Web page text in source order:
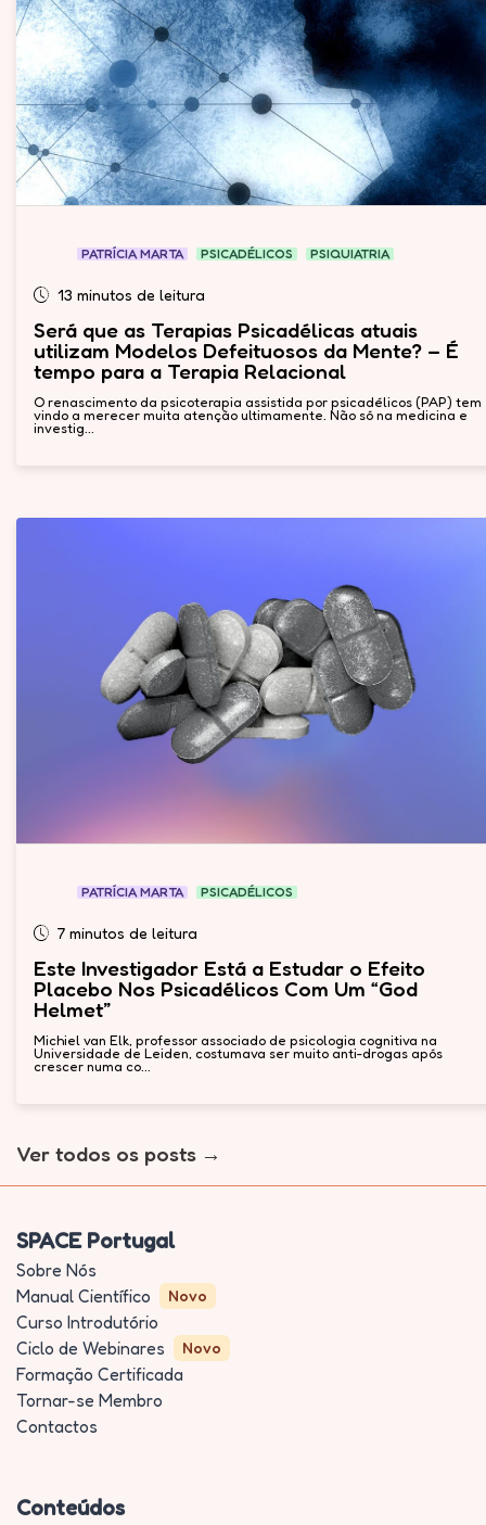
PATRÍCIA MARTA PSICADÉLICOS PSIQUIATRIA
13 minutos de leitura
Será que as Terapias Psicadélicas atuais
utilizam Modelos Defeituosos da Mente? – É
tempo para a Terapia Relacional
O renascimento da psicoterapia assistida por psicadélicos (PAP) tem
vindo a merecer muita atenção ultimamente. Não só na medicina e
investig...
PATRÍCIA MARTA PSICADÉLICOS
7 minutos de leitura
Este Investigador Está a Estudar o Efeito
Placebo Nos Psicadélicos Com Um “God
Helmet”
Michiel van Elk, professor associado de psicologia cognitiva na
Universidade de Leiden, costumava ser muito anti-drogas após
crescer numa co...
Ver todos os posts
SPACE Portugal
Sobre Nós
Manual Científico
Novo
Curso Introdutório
Ciclo de Webinares
Novo
Formação Certificada
Tornar-se Membro
Contactos
Conteúdos